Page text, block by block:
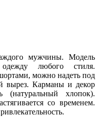
мужчины. Модель
любого стиля.
можно надеть под
вырез. Карманы и декор
(натуральный хлопок).
со временем.